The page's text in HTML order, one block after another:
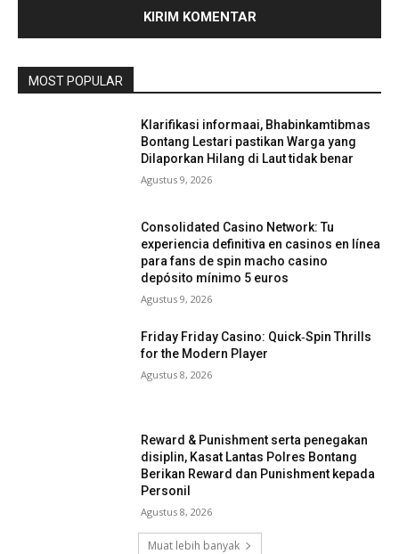
MOST POPULAR
Klarifikasi informaai, Bhabinkamtibmas
Bontang Lestari pastikan Warga yang
Dilaporkan Hilang di Laut tidak benar
Agustus 9, 2026
Consolidated Casino Network: Tu
experiencia definitiva en casinos en línea
para fans de spin macho casino
depósito mínimo 5 euros
Agustus 9, 2026
Friday Friday Casino: Quick‑Spin Thrills
for the Modern Player
Agustus 8, 2026
Reward & Punishment serta penegakan
disiplin, Kasat Lantas Polres Bontang
Berikan Reward dan Punishment kepada
Personil
Agustus 8, 2026
Muat lebih banyak